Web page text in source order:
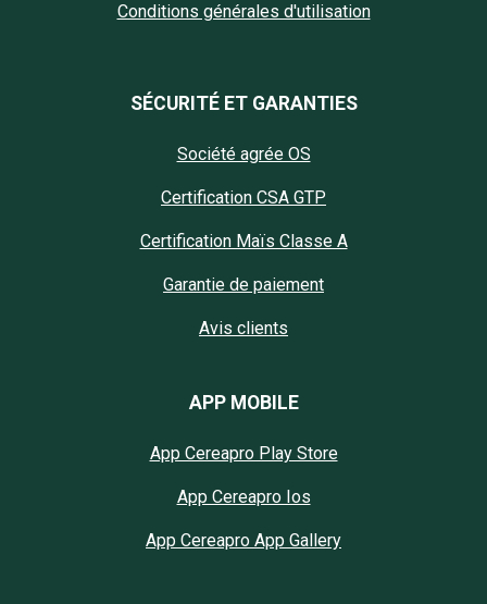
Conditions générales d'utilisation
SÉCURITÉ ET GARANTIES
Société agrée OS
Certification CSA GTP
Certification Maïs Classe A
Garantie de paiement
Avis clients
APP MOBILE
App Cereapro Play Store
App Cereapro Ios
App Cereapro App Gallery